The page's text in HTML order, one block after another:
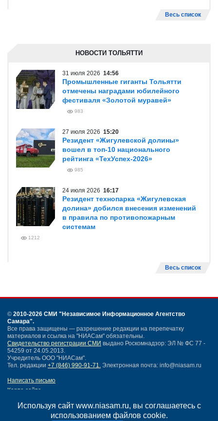
Используя сайт www.niasam.ru, вы соглашаетесь с
использованием файлов cookie.
Весь список
НОВОСТИ ТОЛЬЯТТИ
31 июля 2026 14:56
Промышленные гиганты Тольятти
отмечены наградами юбилейного
фестиваля «Золотой муравей»
983
27 июля 2026 15:20
Резидент «Жигулевской долины»
вошел в топ-10 национального
рейтинга «ТехУспех-2026»
985
24 июля 2026 16:17
Резидент технопарка «Жигулевская
долина» добился внесения изменений
в правила по противопожарным
системам
1212
Весь список
© 2010-2026 СМИ "Независимое Информационное Агентство
Самара".
Все права защищены — разрешение редакции на перепечатку
материалов и ссылка на "НИАСам" обязательны.
Свидетельство регистрации СМИ выдано Роскомнадзор: ЭЛ № ФС 77 -
54259 от 24.05.2013.
Учредитель ООО "НИАСам".
Тел. редакции +7 (846) 990-91-71. Электронная почта: info@niasam.ru
Написать письмо
Карта сайта
Политика конфиденциальности
Согласие на обработку персональных данных